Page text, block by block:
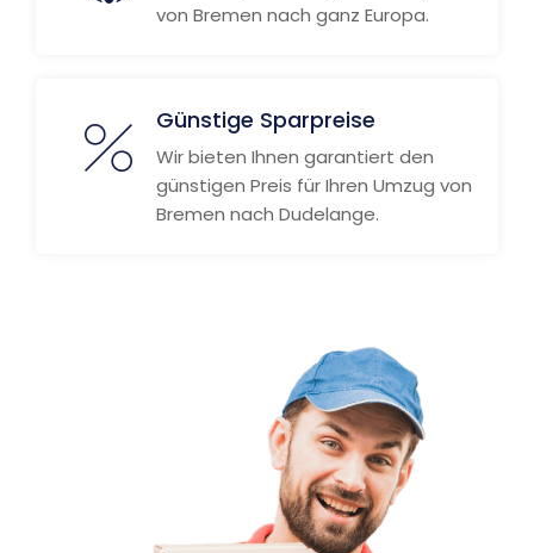
von Bremen nach ganz Europa.
Günstige Sparpreise
Wir bieten Ihnen garantiert den
günstigen Preis für Ihren Umzug von
Bremen nach Dudelange.